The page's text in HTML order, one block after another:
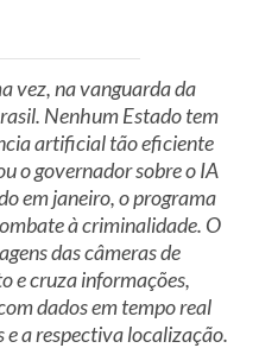
vez, na vanguarda da
Nenhum Estado tem
artificial tão eficiente
o governador sobre o IA
em janeiro, o programa
à criminalidade. O
das câmeras de
e cruza informações,
dados em tempo real
e a respectiva localização.